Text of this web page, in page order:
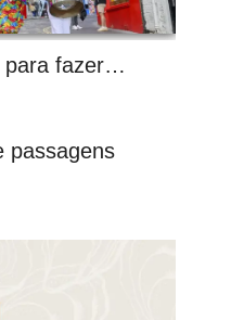
para fazer…
passagens